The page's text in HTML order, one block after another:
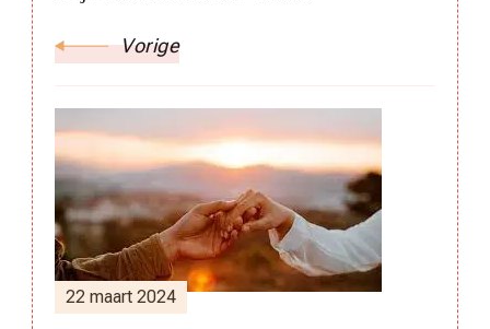
Vorige
22 maart 2024